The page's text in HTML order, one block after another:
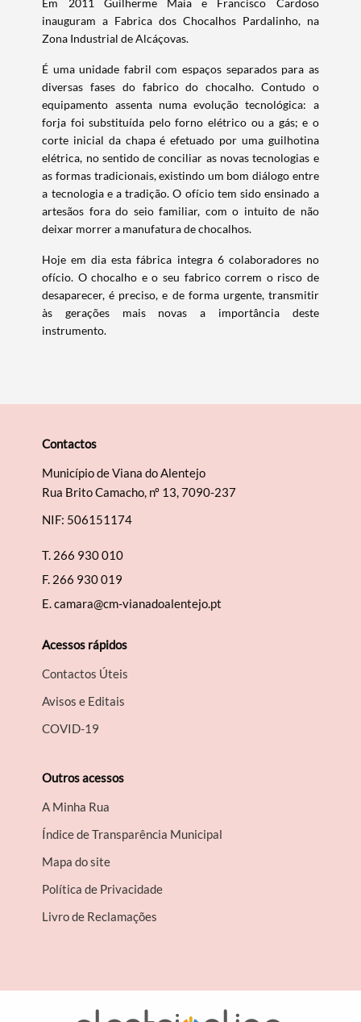
Termo de Pesquisa
Categorias gerais
Filtros
Em 2011 Guilherme Maia e Francisco Cardoso
inauguram a Fabrica dos Chocalhos Pardalinho, na
Zona Industrial de Alcáçovas.
É uma unidade fabril com espaços separados para as
diversas fases do fabrico do chocalho. Contudo o
equipamento assenta numa evolução tecnológica: a
forja foi substituída pelo forno elétrico ou a gás; e o
corte inicial da chapa é efetuado por uma guilhotina
elétrica, no sentido de conciliar as novas tecnologias e
as formas tradicionais, existindo um bom diálogo entre
a tecnologia e a tradição. O ofício tem sido ensinado a
artesãos fora do seio familiar, com o intuito de não
deixar morrer a manufatura de chocalhos.
Hoje em dia esta fábrica integra 6 colaboradores no
ofício. O chocalho e o seu fabrico correm o risco de
desaparecer, é preciso, e de forma urgente, transmitir
às gerações mais novas a importância deste
instrumento.
Contactos
Município de Viana do Alentejo
Rua Brito Camacho, nº 13, 7090-237
NIF: 506151174
T. 266 930 010
F. 266 930 019
E.camara@cm-vianadoalentejo.pt
Acessos rápidos
Contactos Úteis
Avisos e Editais
COVID-19
Outros acessos
A Minha Rua
Índice de Transparência Municipal
Mapa do site
Política de Privacidade
Livro de Reclamações